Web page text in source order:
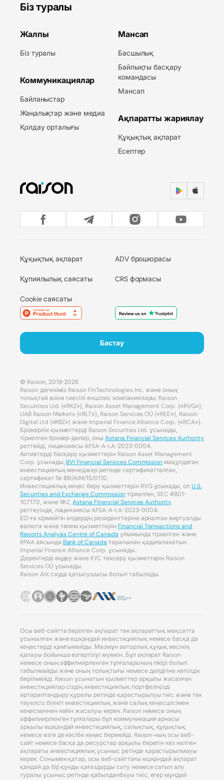
Біз туралы
Жалпы
Біз туралы
Коммуникациялар
Байланыстар
Жаңалықтар және медиа
Қолдау орталығы
Мансап
Басшылық
Байлықты басқару
командасы
Мансап
Ақпаратты жариялау
Құқықтық ақпарат
Есептер
Құқықтық ақпарат
Құпиялылық саясаты
Cookie саясаты
ADV брошюрасы
CRS формасы
Бастау
© Raison, 2018-2026
Raison дегеніміз Raison FinTechnologies Inc. және оның
толықтай өзіне тиесілі еншілес компаниялары: Raison
Securities Ltd. («RKZ»), Raison Asset Management Corp. («RVG»),
UAB Raison Markets («RLT»), Raison Services OÜ («REE»), Raison
Digital Ltd («RBZ») және Imperial Finance Alliance Corp. («RCA»).
Брокерлік қызметтерді Raison Securities Ltd. ұсынады,
тіркелген брокер-дилер, оны Astana Financial Services Authority
реттейді, лицензиясы AFSA-A-LA-2023-0004.
Активтерді басқару қызметтерін Raison Asset Management
Corp. ұсынады,BVI Financial Services Commission мақұлдаған
инвестициялық менеджер ретінде сертификатталған,
сертификат № IBR/AIM/15/0110.
Инвестициялық кеңес беру қызметтерін RVG ұсынады, олU.S.
Securities and Exchange Commissionтіркелген, SEC #801-
107170, және RKZ, Astana Financial Services Authority
реттеуінде, лицензиясы AFSA-A-LA-2023-0004.
ЕО-ға кірмейтін елдердің резиденттеріне арналған виртуалды
валюта және төлем қызметтерін Financial Transactions and
Reports Analysis Centre of Canada ұйымында тіркелген және
RPAA аясында Bank of Canada тарапынан қадағаланатын
Imperial Finance Alliance Corp. ұсынады.
Деректерді өңдеу және KYC тексеру қызметтерін Raison
Services OÜ ұсынады.
Raison AIX сауда қатысушысы болып табылады.
Осы веб-сайтта берілген ақпарат тек ақпараттық мақсатта
ұсынылған және ешқандай инвестициялық немесе басқа да
кеңестерді қамтымайды. Мазмұн авторлық құқық иесінің
қалауы бойынша өзгертілуі мүмкін. Бұл ақпарат Raison
немесе оның аффилиирленген тұлғаларының пікірі болып
табылмайды және оның толықтығы немесе дәлдігіне кепілдік
берілмейді. Raison ұсынатын қызметтер арқылы жасалған
инвестициялар сіздің инвестициялық портфеліңізді
әртараптандыру құралы ретінде қарастырылуы тиіс және тек
тәуелсіз білікті инвестициялық және салық кеңесшісімен
кеңескеннен кейін жасалуы керек. Raison немесе оның
аффилиирленген тұлғалары бұл коммуникация арнасы
арқылы ешқандай инвестициялық, салықтық, құқықтық
немесе өзге де кәсіби кеңес бермейді. Raison-ның осы веб-
сайт немесе басқа да ресурстар арқылы беретін кез келген
ақпараты инвестициялық ұсыныс ретінде қарастырылмауы
керек. Сонымен қатар, осы веб-сайттағы ешқандай ақпарат
қандай да бір құнды қағаздарды сату немесе сатып алу
туралы ұсыныс ретінде қабылданбауы тиіс, егер мұндай